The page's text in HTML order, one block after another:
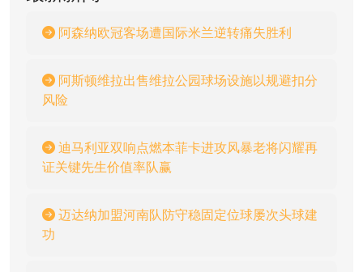
阿森纳欧冠客场遭国际米兰逆转痛失胜利
阿斯顿维拉出售维拉公园球场设施以规避扣分
风险
迪马利亚双响点燃本菲卡进攻风暴老将闪耀再
证关键先生价值率队赢
迈达纳加盟河南队防守稳固定位球屡次头球建
功